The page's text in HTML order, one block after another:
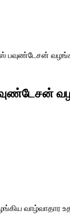
பவுண்டேசன்
வாழ்வாதார